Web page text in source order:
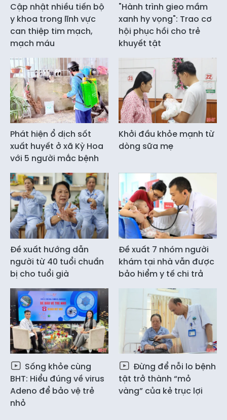
Cập nhật nhiều tiến bộ
y khoa trong lĩnh vực
can thiệp tim mạch,
mạch máu
"Hành trình gieo mầm
xanh hy vọng": Trao cơ
hội phục hồi cho trẻ
khuyết tật
Phát hiện ổ dịch sốt
xuất huyết ở xã Kỳ Hoa
với 5 người mắc bệnh
Khởi đầu khỏe mạnh từ
dòng sữa mẹ
Đề xuất hướng dẫn
người từ 40 tuổi chuẩn
bị cho tuổi già
Đề xuất 7 nhóm người
khám tại nhà vẫn được
bảo hiểm y tế chi trả
Sống khỏe cùng
BHT: Hiểu đúng về virus
Adeno để bảo vệ trẻ
nhỏ
Đừng để nỗi lo bệnh
tật trở thành “mỏ
vàng” của kẻ trục lợi